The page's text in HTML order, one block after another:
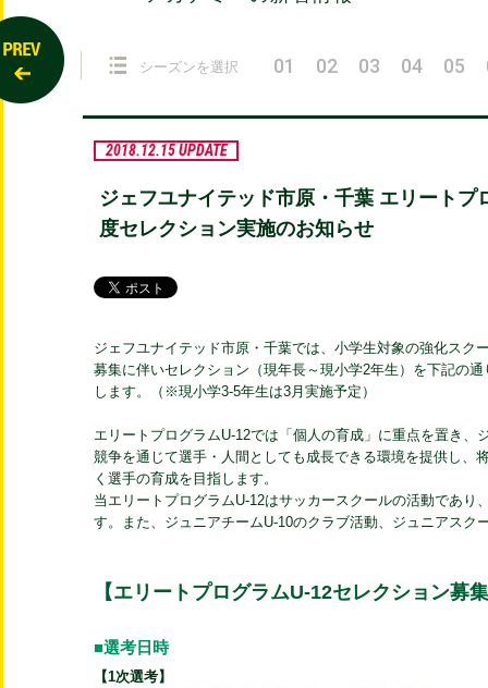
シーズンを選択 01 02 03 04 05
2018.12.15 UPDATE
ジェフユナイテッド市原・千葉 エリート
度セレクション実施のお知らせ
ジェフユナイテッド市原・千葉では、小学生対象の強化スク
募集に伴いセレクション（現年長～現小学2年生）を下記の
します。（※現小学3-5年生は3月実施予定）
エリートプログラムU-12では「個人の育成」に重点を置き
競争を通じて選手・人間としても成長できる環境を提供し、
く選手の育成を目指します。
当エリートプログラムU-12はサッカースクールの活動であり
す。また、ジュニアチームU-10のクラブ活動、ジュニアスク
【エリートプログラムU-12セレクション募
■選考日時
【1次選考】